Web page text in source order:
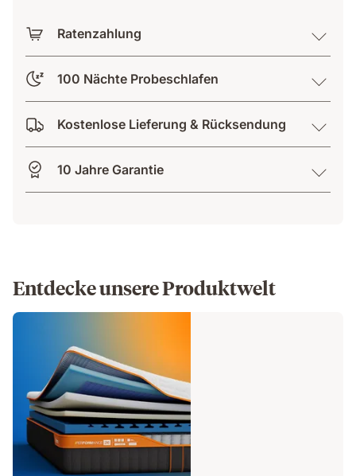
Ratenzahlung
100 Nächte Probeschlafen
Kostenlose Lieferung & Rücksendung
10 Jahre Garantie
Entdecke unsere Produktwelt